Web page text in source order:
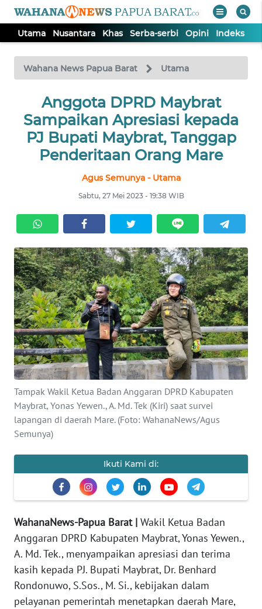
Utama Nusantara Khas Serba-serbi Opini Indeks
Wahana News Papua Barat Utama
Anggota DPRD Maybrat
Sampaikan Apresiasi kepada
PJ Bupati Maybrat, Tanggap
Penderitaan Orang Mare
Agus Semunya - Utama
Sabtu, 27 Mei 2023 - 19:38 WIB
Tampak Wakil Ketua Badan Anggaran DPRD Kabupaten
Maybrat, Yonas Yewen., A. Md. Tek (Kiri) saat survei
lapangan di daerah Mare. (Foto: WahanaNews/Agus
Semunya)
Ikuti Kami di:
WahanaNews-Papua Barat | Wakil Ketua Badan
Anggaran DPRD Kabupaten Maybrat, Yonas Yewen.,
A. Md. Tek., menyampaikan apresiasi dan terima
kasih kepada PJ. Bupati Maybrat, Dr. Benhard
Rondonuwo, S.Sos., M. Si., kebijakan dalam
pelayanan pemerintah menetapkan daerah Mare,
TV
Tutup
UTAMA
NUSANTARA
SERBI
OPINI
Informasi
INDEKS
BERITA
KONTAK
KAMI
INFO
IKLAN
TENTANG
PEDOMAN
SIBER
KARIR
DISCLAIMER